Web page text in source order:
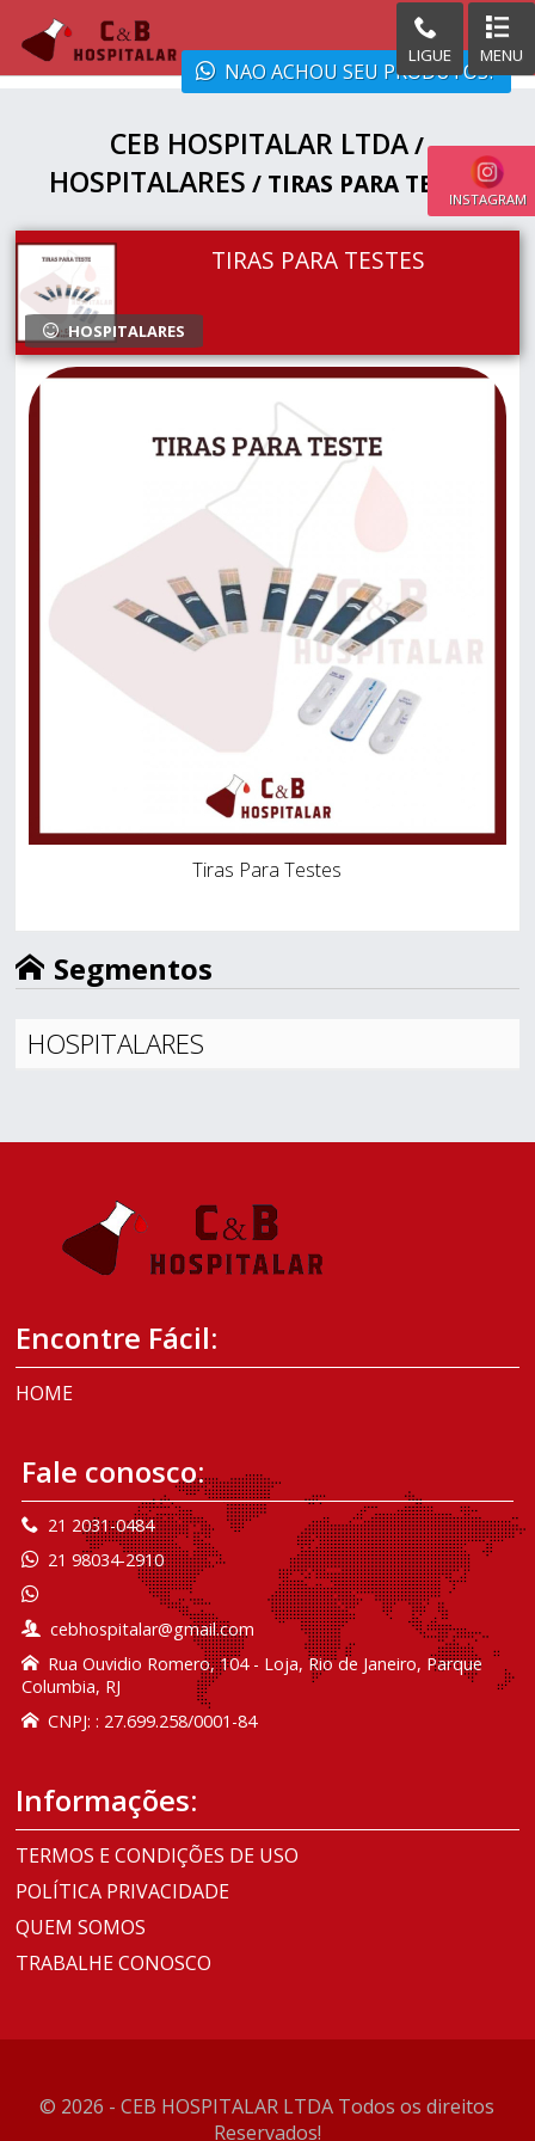
INSTAGRAM
NAO ACHOU SEU PRODUTOS?
LIGUE MENU
CEB HOSPITALAR LTDA/
HOSPITALARES / TIRAS PARA TESTES
TIRAS PARA TESTES
Tiras Para Testes
HOSPITALARES
Segmentos
HOSPITALARES
Encontre Fácil:
HOME
Fale conosco:
21 2031-0484
21 98034-2910
cebhospitalar@gmail.com
Rua Ouvidio Romero, 104 - Loja, Rio de Janeiro, Parque
Columbia, RJ
CNPJ: : 27.699.258/0001-84
Informações:
TERMOS E CONDIÇÕES DE USO
POLÍTICA PRIVACIDADE
QUEM SOMOS
TRABALHE CONOSCO
© 2026 - CEB HOSPITALAR LTDA Todos os direitos
Reservados!